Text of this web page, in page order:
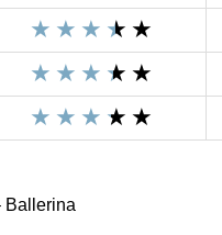
Ballerina